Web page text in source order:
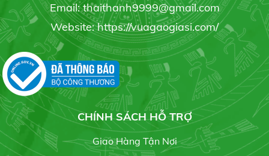
Gạo Đài Thơm 8
20.000 đ/kg
Gạo OM 5451
Liên hệ
6 bước bảo quản hoa cúc sau thu hoạch
19/05/2020
3 phương pháp phục hồi cây caphe nhiểm sương
muối
19/05/2020
BẢNG GIÁ GẠO HÔM NAY
Email: thaithanh9999@gmail.com
Website: https://vuagaogiasi.com/
CHÍNH SÁCH HỖ TRỢ
Giao Hàng Tận Nơi